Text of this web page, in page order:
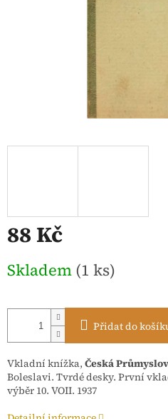
88 Kč
cena:
Skladem (1 ks)
Přidat do
Vkladní knížka, Česká
Boleslavi. Tvrdé desky. První
výběr 10. VOII. 1937